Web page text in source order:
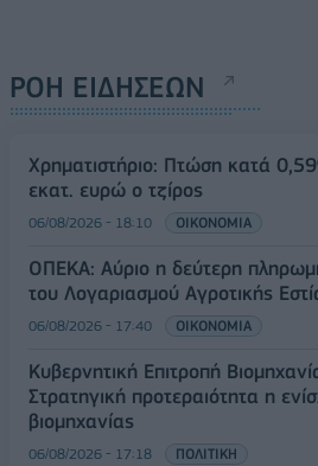
ΡΟΗ ΕΙΔΗΣΕΩΝ
Χρηματιστήριο: Πτώση κατά
εκατ. ευρώ ο τζίρος
06/08/2026 - 18:10 ΟΙΚΟΝΟΜΙΑ
ΟΠΕΚΑ: Αύριο η δεύτερη
του Λογαριασμού Αγροτικής
06/08/2026 - 17:40 ΟΙΚΟΝΟΜΙΑ
Κυβερνητική Επιτροπή
Στρατηγική προτεραιότητα η
βιομηχανίας
06/08/2026 - 17:18 ΠΟΛΙΤΙΚΗ